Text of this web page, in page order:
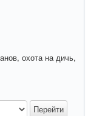
охота на дичь,